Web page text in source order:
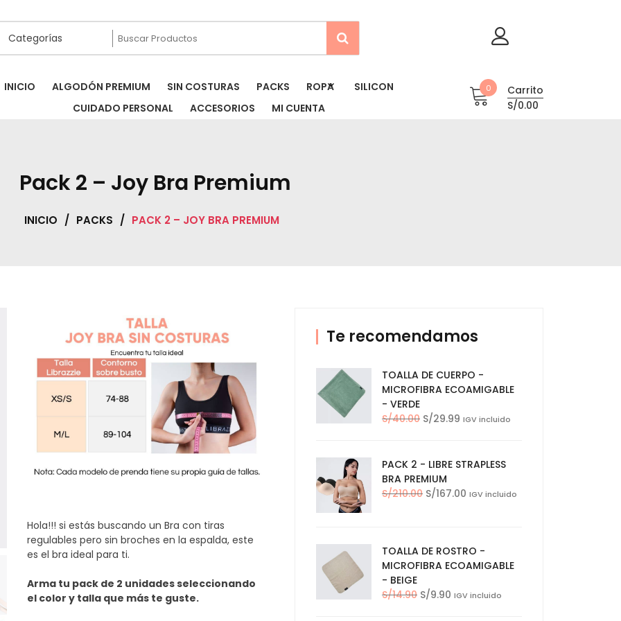
INICIO ALGODÓN PREMIUM SIN COSTURAS PACKS ROPA
SILICON
CUIDADO PERSONAL
ACCESORIOS MI CUENTA
0
Carrito
S/0.00
Pack 2 – Joy Bra Premium
INICIO / PACKS / PACK 2 – JOY BRA PREMIUM
Hola!!! si estás buscando un Bra con tiras
regulables pero sin broches en la espalda, este
es el bra ideal para ti.
Arma tu pack de 2 unidades seleccionando
el color y talla que más te guste.
Te recomendamos
TOALLA DE CUERPO -
MICROFIBRA ECOAMIGABLE
- VERDE
S/40.00 El
era:
S/40.00.
S/29.99 El
es:
IGV incluido
PACK 2 - LIBRE STRAPLESS
BRA PREMIUM
S/210.00 El
S/210.00.
S/167.00 El
S/167.00.
IGV incluido
TOALLA DE ROSTRO -
MICROFIBRA ECOAMIGABLE
- BEIGE
S/14.90 El
S/9.90 El
IGV incluido